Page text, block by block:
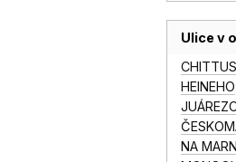
Ulice v
HEINEHO
NA